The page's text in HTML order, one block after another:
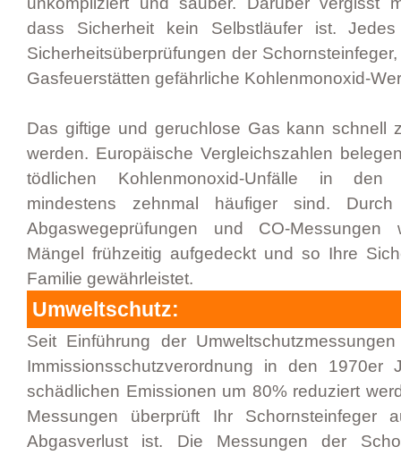
dass Sicherheit kein Selbstläufer ist.
Sicherheitsüberprüfungen der
Gasfeuerstätten gefährliche Kohlenmonoxid-
Das giftige und geruchlose Gas kann schnell
werden. Europäische Vergleichszahlen
tödlichen Kohlenmonoxid-Unfälle in den
mindestens zehnmal häufiger sind.
Abgaswegeprüfungen und CO-Messungen
Mängel frühzeitig aufgedeckt und so Ihre
Familie gewährleistet.
Umweltschutz:
Seit Einführung der
Immissionsschutzverordnung in den 1970er
schädlichen Emissionen um 80% reduziert
Messungen überprüft Ihr Schornsteinfeger
Abgasverlust ist. Die Messungen der